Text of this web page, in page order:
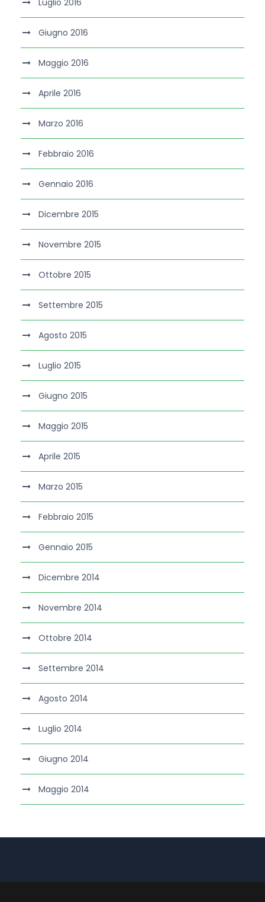
Luglio 2016
Giugno 2016
Maggio 2016
Aprile 2016
Marzo 2016
Febbraio 2016
Gennaio 2016
Dicembre 2015
Novembre 2015
Ottobre 2015
Settembre 2015
Agosto 2015
Luglio 2015
Giugno 2015
Maggio 2015
Aprile 2015
Marzo 2015
Febbraio 2015
Gennaio 2015
Dicembre 2014
Novembre 2014
Ottobre 2014
Settembre 2014
Agosto 2014
Luglio 2014
Giugno 2014
Maggio 2014